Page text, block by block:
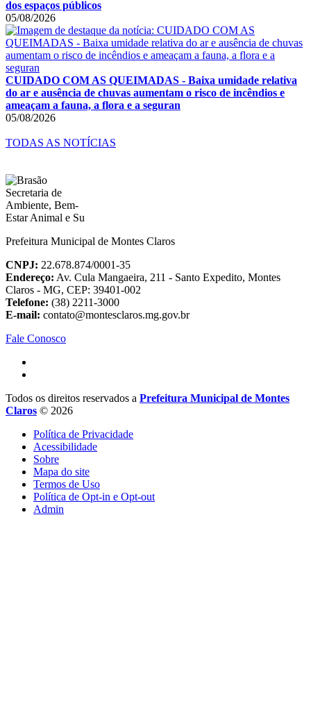
dos espaços públicos
05/08/2026
CUIDADO COM AS QUEIMADAS - Baixa umidade relativa
do ar e ausência de chuvas aumentam o risco de incêndios e
ameaçam a fauna, a flora e a seguran
05/08/2026
TODAS AS NOTÍCIAS
Prefeitura Municipal de Montes Claros
CNPJ: 22.678.874/0001-35
Endereço: Av. Cula Mangaeira, 211 - Santo Expedito, Montes
Claros - MG, CEP: 39401-002
Telefone: (38) 2211-3000
E-mail: contato@montesclaros.mg.gov.br
Fale Conosco
Todos os direitos reservados a Prefeitura Municipal de Montes
Claros © 2026
Política de Privacidade
Acessibilidade
Sobre
Mapa do site
Termos de Uso
Política de Opt-in e Opt-out
Admin